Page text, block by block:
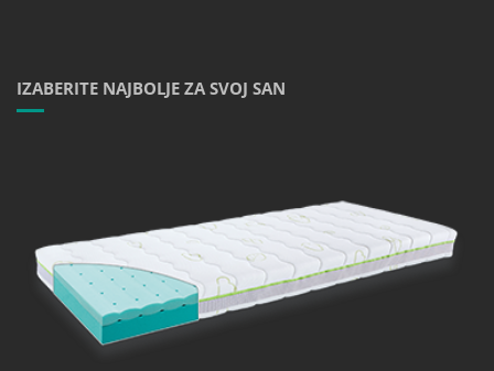
IZABERITE NAJBOLJE ZA SVOJ SAN